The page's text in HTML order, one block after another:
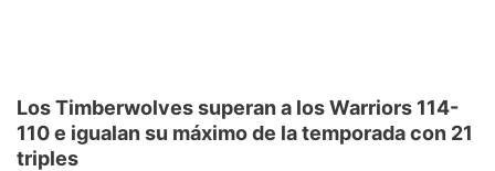
Los Timberwolves superan a los Warriors 114-
110 e igualan su máximo de la temporada con 21
triples